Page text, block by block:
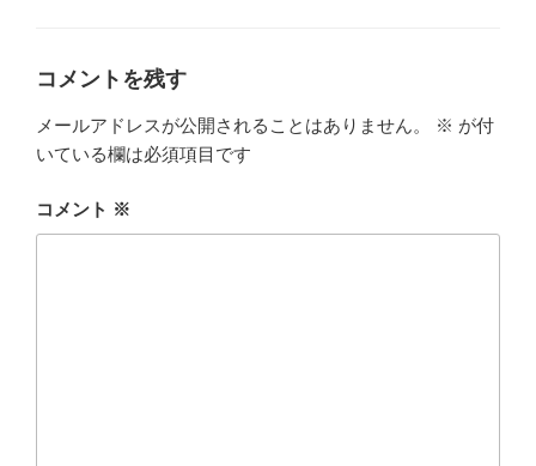
コメントを残す
メールアドレスが公開されることはありません。 ※ が付
いている欄は必須項目です
コメント ※